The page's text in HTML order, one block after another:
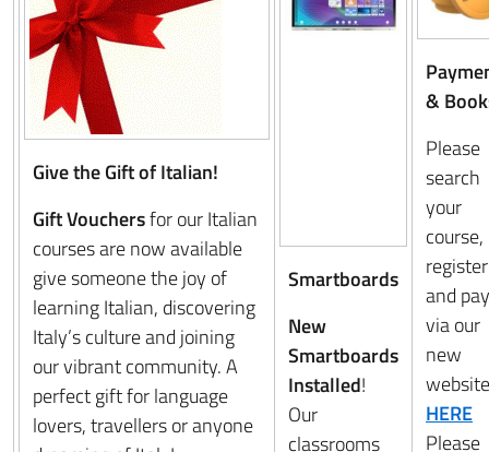
Give the Gift of Italian!
Gift Vouchersfor our Italian
courses are now available
give someone the joy of
learning Italian, discovering
Italy’s culture and joining
our vibrant community. A
perfect gift for language
lovers, travellers or anyone
Smartboards
New
Smartboards
Installed!
Our
classrooms
&
Please
search
your
course,
register
and pay
via our
new
website
HERE
Please